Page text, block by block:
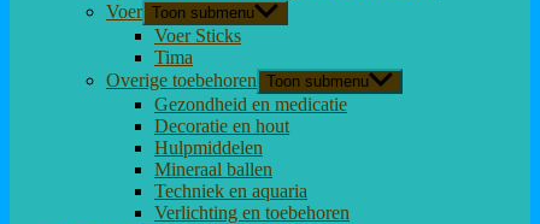
Voer Toon submenu
Voer Sticks
Tima
Overige toebehoren Toon submenu
Gezondheid en medicatie
Decoratie en hout
Hulpmiddelen
Mineraal ballen
Techniek en aquaria
Verlichting en toebehoren